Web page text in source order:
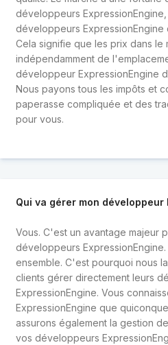
développeurs
développeurs ExpressionEngine
Cela signifie que les prix dans le
indépendamment de
développeur ExpressionEngine
Nous payons tous les impôts et
paperasse compliquée et des
pour vous.
Qui va gérer mon développeur
Vous. C'est un avantage majeur
développeurs
ensemble. C'est pourquoi nous
clients gérer directement leurs
ExpressionEngine. Vous
ExpressionEngine que
assurons également la gestion
vos développeurs